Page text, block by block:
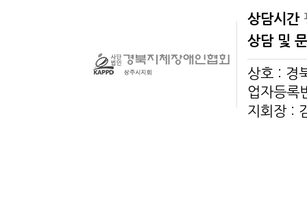
상담시간
상담 및
상호 : 경
업자등
지회장 :